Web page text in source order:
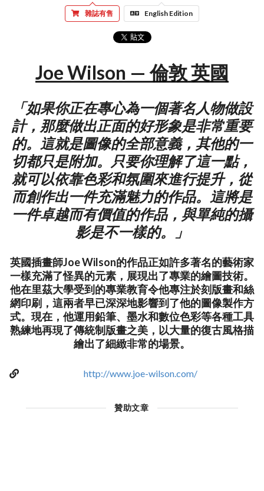
雜誌有售 English Edition
Joe Wilson — 倫敦 英國
「如果你正在專心為一個著名人物做設
計，那麼做出正面的好形象是非常重要
的。這就是圖像的全部意義，其他的一
切都只是附加。只要你理解了這一點，
就可以依靠色彩和氛圍來進行提升，從
而創作出一件充滿魅力的作品。這將是
一件卓越而有價值的作品，與單純的攝
影是不一樣的。」
英國插畫師Joe Wilson的作品正如許多著名的藝術家
一樣充滿了怪異的元素，展現出了專業的繪圖技術。
他在里茲大學受到的專業教育令他專注於刻版畫和絲
網印刷，這兩者早已深深地影響到了他的圖像製作方
式。現在，他運用鉛筆、墨水和數位色彩等各種工具
熟練地再現了傳統制版畫之美，以大量的復古風格描
繪出了細緻非常的場景。
http://www.joe-wilson.com/
贊助文章